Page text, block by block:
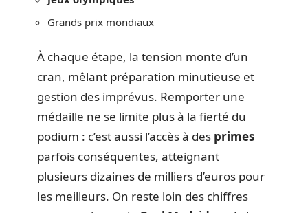
Grands prix mondiaux
À chaque étape, la tension monte d’un
cran, mêlant préparation minutieuse et
gestion des imprévus. Remporter une
médaille ne se limite plus à la fierté du
podium : c’est aussi l’accès à des primes
parfois conséquentes, atteignant
plusieurs dizaines de milliers d’euros pour
les meilleurs. On reste loin des chiffres